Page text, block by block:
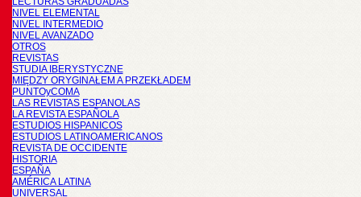
NIVEL ELEMENTAL
NIVEL INTERMEDIO
NIVEL AVANZADO
OTROS
REVISTAS
STUDIA IBERYSTYCZNE
MIĘDZY ORYGINAŁEM A PRZEKŁADEM
PUNTOyCOMA
LAS REVISTAS ESPANOLAS
LA REVISTA ESPAÑOLA
ESTUDIOS HISPANICOS
ESTUDIOS LATINOAMERICANOS
REVISTA DE OCCIDENTE
HISTORIA
ESPAÑA
AMÉRICA LATINA
UNIVERSAL